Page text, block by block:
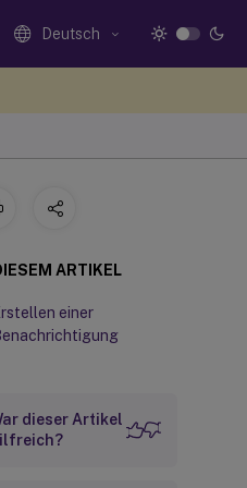
Deutsch
ARTIKEL
einer
dieser Artikel